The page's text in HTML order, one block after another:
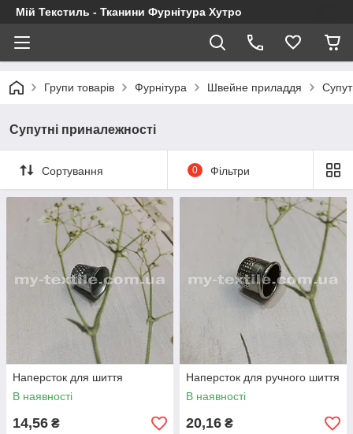
Мій Текстиль - Тканини Фурнітура Хутро
Групи товарів Фурнітура Швейне приладдя
Супутні приналежності
Сортування 0 Фільтри
Наперсток для шиття
В наявності
14,56 ₴
Наперсток для ручного шиття
В наявності
20,16 ₴